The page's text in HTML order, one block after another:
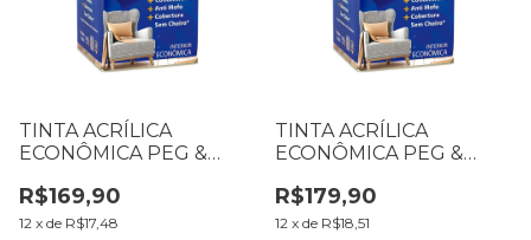
TINTA ACRÍLICA
ECONÔMICA PEG &
NEVE
R$169,90
12 x de R$17,48
TINTA ACRÍLICA
ECONÔMICA PEG &
GELO
R$179,90
12 x de R$18,51